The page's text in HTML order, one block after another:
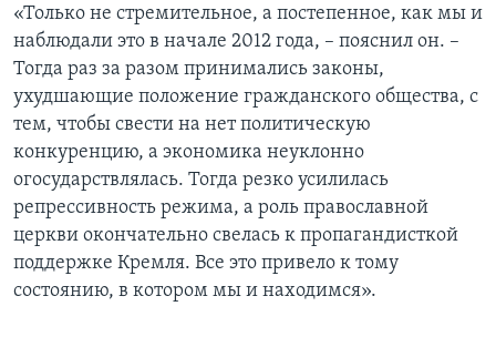
«Только не стремительное, а постепенное, как мы и
наблюдали это в начале 2012 года, – пояснил он. –
Тогда раз за разом принимались законы,
ухудшающие положение гражданского общества, с
тем, чтобы свести на нет политическую
конкуренцию, а экономика неуклонно
огосударствлялась. Тогда резко усилилась
репрессивность режима, а роль православной
церкви окончательно свелась к пропагандисткой
поддержке Кремля. Все это привело к тому
состоянию, в котором мы и находимся».